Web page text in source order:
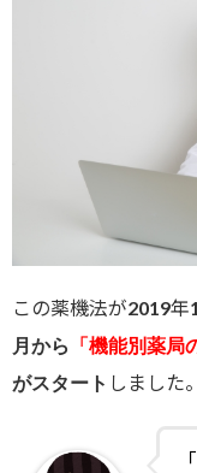
この薬機法が2019年
月から
「機能別薬局
がスタート しました。